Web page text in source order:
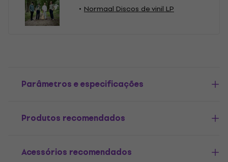
Normaal Discos de vinil LP
Parâmetros e especificações
Produtos recomendados
Acessórios recomendados